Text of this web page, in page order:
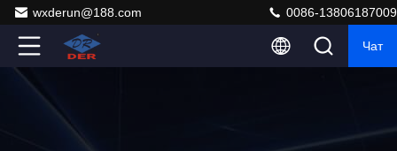
wxderun@188.com 0086-13806187009
Чат